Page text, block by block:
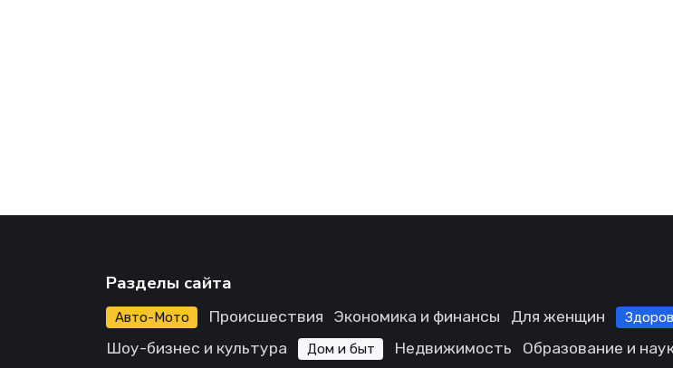
Разделы сайта
Авто-Мото Происшествия Экономика и финансы Для женщин
Шоу-бизнес и культура
Дом и быт Недвижимость Образование и